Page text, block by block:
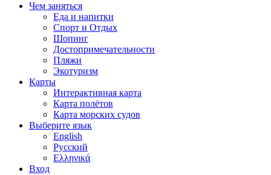
Чем заняться
Еда и напитки
Спорт и Отдых
Шопинг
Достопримечательности
Пляжи
Экотуризм
Карты
Интерактивная карта
Карта полётов
Карта морских судов
Выберите язык
English
Русский
Ελληνικά
Вход